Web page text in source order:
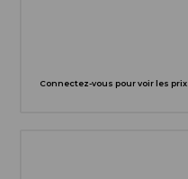
Connectez-vous pour voir les prix.